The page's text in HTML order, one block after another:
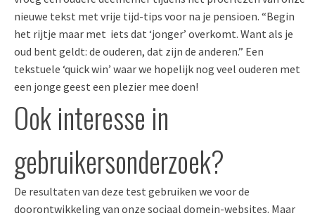
nieuwe tekst met vrije tijd-tips voor na je pensioen. “Begin
het rijtje maar met iets dat ‘jonger’ overkomt. Want als je
oud bent geldt: de ouderen, dat zijn de anderen.” Een
tekstuele ‘quick win’ waar we hopelijk nog veel ouderen met
een jonge geest een plezier mee doen!
Ook interesse in
gebruikersonderzoek?
De resultaten van deze test gebruiken we voor de
doorontwikkeling van onze sociaal domein-websites. Maar